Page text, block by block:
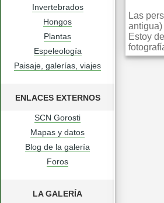
Invertebrados
Hongos
Plantas
Espeleología
Paisaje, galerías, viajes
ENLACES EXTERNOS
SCN Gorosti
Mapas y datos
Blog de la galería
Foros
LA GALERÍA
Las
Estoy